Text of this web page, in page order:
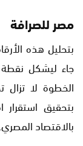
مصر للصرافة
بتحليل هذه
جاء ليشكل
الخطوة لا تزال
بتحقيق
بالاقتصاد المصري.